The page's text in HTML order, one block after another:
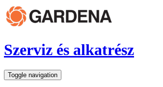
Szerviz és alkatrész
Toggle navigation